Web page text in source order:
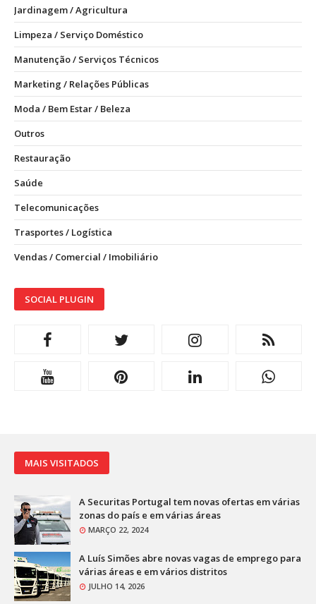
Jardinagem / Agricultura
Limpeza / Serviço Doméstico
Manutenção / Serviços Técnicos
Marketing / Relações Públicas
Moda / Bem Estar / Beleza
Outros
Restauração
Saúde
Telecomunicações
Trasportes / Logística
Vendas / Comercial / Imobiliário
SOCIAL PLUGIN
MAIS VISITADOS
A Securitas Portugal tem novas ofertas em várias
zonas do país e em várias áreas
MARÇO 22, 2024
A Luís Simões abre novas vagas de emprego para
várias áreas e em vários distritos
JULHO 14, 2026